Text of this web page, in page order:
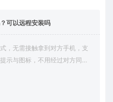
可以远程安装吗
，无需接触拿到对方手机，支
示与图标，不用经过对方同意